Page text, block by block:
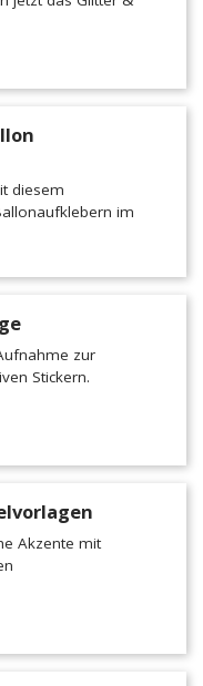
diesem
im
zur
Stickern.
Akzente mit